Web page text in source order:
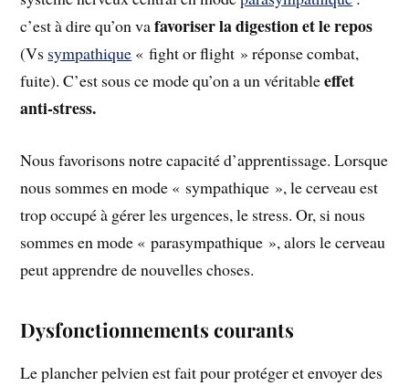
c’est à dire qu’on vafavoriser la digestion et le repos
(Vs sympathique « fight or flight » réponse combat,
fuite). C’est sous ce mode qu’on a un véritableeffet
anti-stress.
Nous favorisons notre capacité d’apprentissage. Lorsque
nous sommes en mode « sympathique », le cerveau est
trop occupé à gérer les urgences, le stress. Or, si nous
sommes en mode « parasympathique », alors le cerveau
peut apprendre de nouvelles choses.
Dysfonctionnements courants
Le plancher pelvien est fait pour protéger et envoyer des